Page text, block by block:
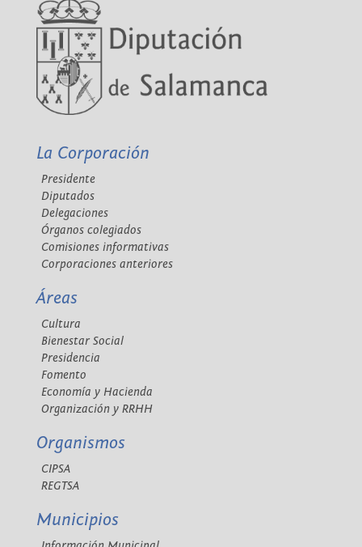
La Corporación
Presidente
Diputados
Delegaciones
Órganos colegiados
Comisiones informativas
Corporaciones anteriores
Áreas
Cultura
Bienestar Social
Presidencia
Fomento
Economía y Hacienda
Organización y RRHH
Organismos
CIPSA
REGTSA
Municipios